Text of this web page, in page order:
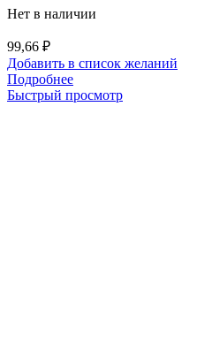
Нет в наличии
99,66 ₽
Добавить в список желаний
Подробнее
Быстрый просмотр